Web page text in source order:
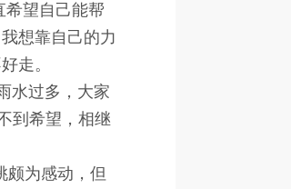
望自己能帮
想靠自己的力
走。
水过多，大家
到希望，相继
为感动，但